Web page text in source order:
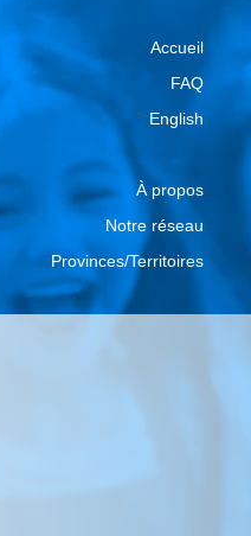
Accueil
FAQ
English
À propos
Notre réseau
Provinces/Territoires